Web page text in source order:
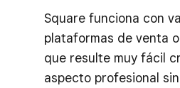
Square funciona con
plataformas de venta
que resulte muy fácil
aspecto profesional